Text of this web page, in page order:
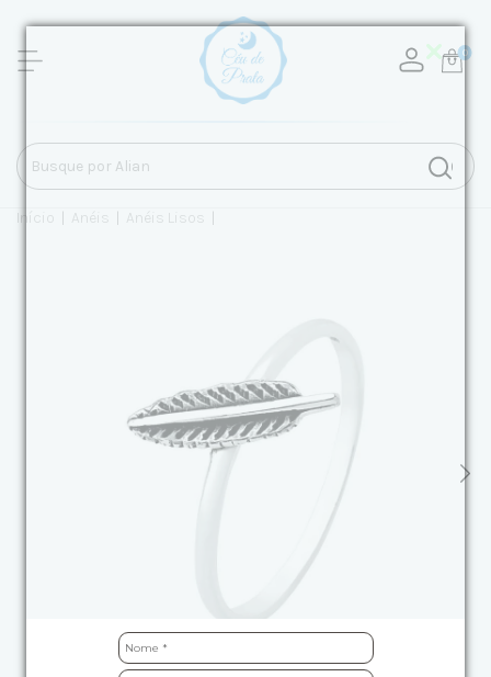
0
Início Anéis Anéis Lisos